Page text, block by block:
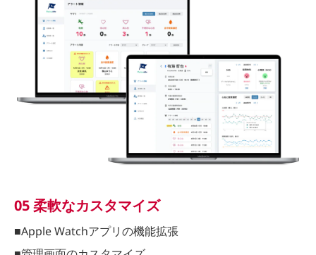
05 柔軟なカスタマイズ
■Apple Watchアプリの機能拡張